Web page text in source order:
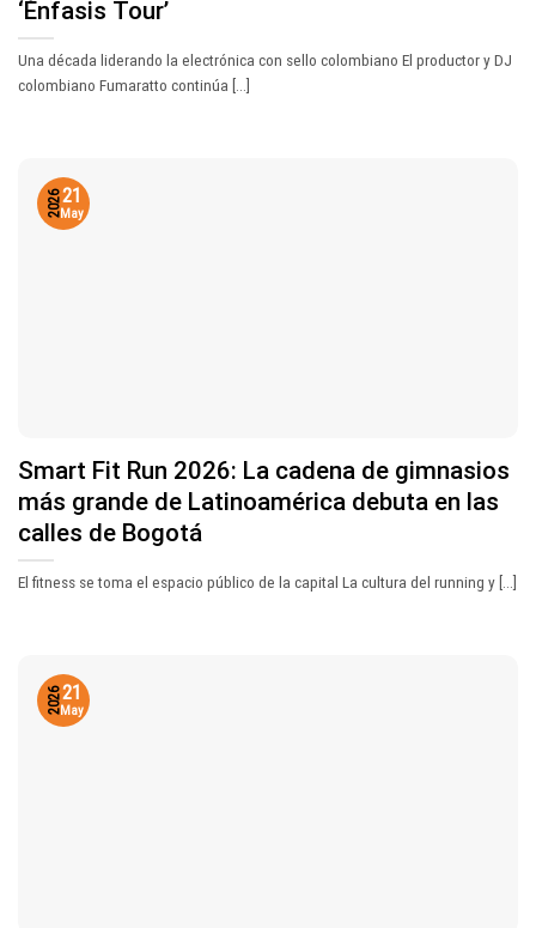
‘Énfasis Tour’
Una década liderando la electrónica con sello colombiano El productor y DJ
colombiano Fumaratto continúa [...]
Smart Fit Run 2026: La cadena de gimnasios
más grande de Latinoamérica debuta en las
calles de Bogotá
El fitness se toma el espacio público de la capital La cultura del running y [...]
21
May
2026
21
May
2026